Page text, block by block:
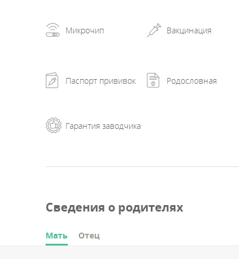
Микрочип Вакцинация
Паспорт прививок Родословная
Гарантия заводчика
Сведения о родителях
Мать Отец